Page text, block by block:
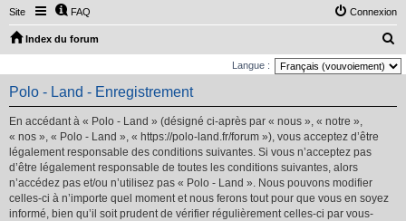
Site FAQ Connexion
Index du forum
e
Langue :
Polo - Land - Enregistrement
En accédant à « Polo - Land » (désigné ci-après par « nous », « notre »,
« nos », « Polo - Land », « https://polo-land.fr/forum »), vous acceptez d’être
légalement responsable des conditions suivantes. Si vous n’acceptez pas
d’être légalement responsable de toutes les conditions suivantes, alors
n’accédez pas et/ou n’utilisez pas « Polo - Land ». Nous pouvons modifier
celles-ci à n’importe quel moment et nous ferons tout pour que vous en soyez
informé, bien qu’il soit prudent de vérifier régulièrement celles-ci par vous-